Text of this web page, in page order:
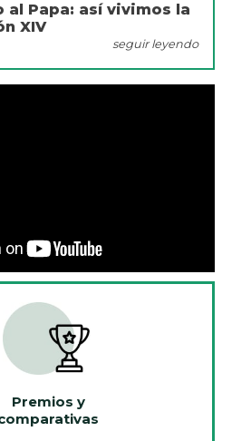
al Papa: así vivimos la
XIV
seguir leyendo
Premios y